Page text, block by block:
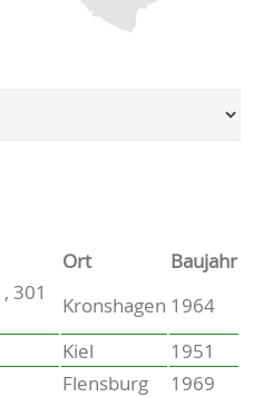
zur entsprechenden Seite
Ort
Baujahr
301
Kronshagen 1964
Kiel
1951
Flensburg
1969